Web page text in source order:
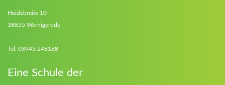
Heidebreite 10
38855 Wernigerode
Tel: 03943 248188
Eine Schule der